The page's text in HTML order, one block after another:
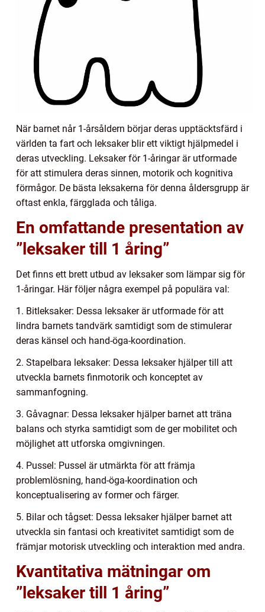
När barnet når 1-årsåldern börjar deras upptäcktsfärd i
världen ta fart och leksaker blir ett viktigt hjälpmedel i
deras utveckling. Leksaker för 1-åringar är utformade
för att stimulera deras sinnen, motorik och kognitiva
förmågor. De bästa leksakerna för denna åldersgrupp är
oftast enkla, färgglada och tåliga.
En omfattande presentation av
”leksaker till 1 åring”
Det finns ett brett utbud av leksaker som lämpar sig för
1-åringar. Här följer några exempel på populära val:
1. Bitleksaker: Dessa leksaker är utformade för att
lindra barnets tandvärk samtidigt som de stimulerar
deras känsel och hand-öga-koordination.
2. Stapelbara leksaker: Dessa leksaker hjälper till att
utveckla barnets finmotorik och konceptet av
sammanfogning.
3. Gåvagnar: Dessa leksaker hjälper barnet att träna
balans och styrka samtidigt som de ger mobilitet och
möjlighet att utforska omgivningen.
4. Pussel: Pussel är utmärkta för att främja
problemlösning, hand-öga-koordination och
konceptualisering av former och färger.
5. Bilar och tågset: Dessa leksaker hjälper barnet att
utveckla sin fantasi och kreativitet samtidigt som de
främjar motorisk utveckling och interaktion med andra.
Kvantitativa mätningar om
”leksaker till 1 åring”